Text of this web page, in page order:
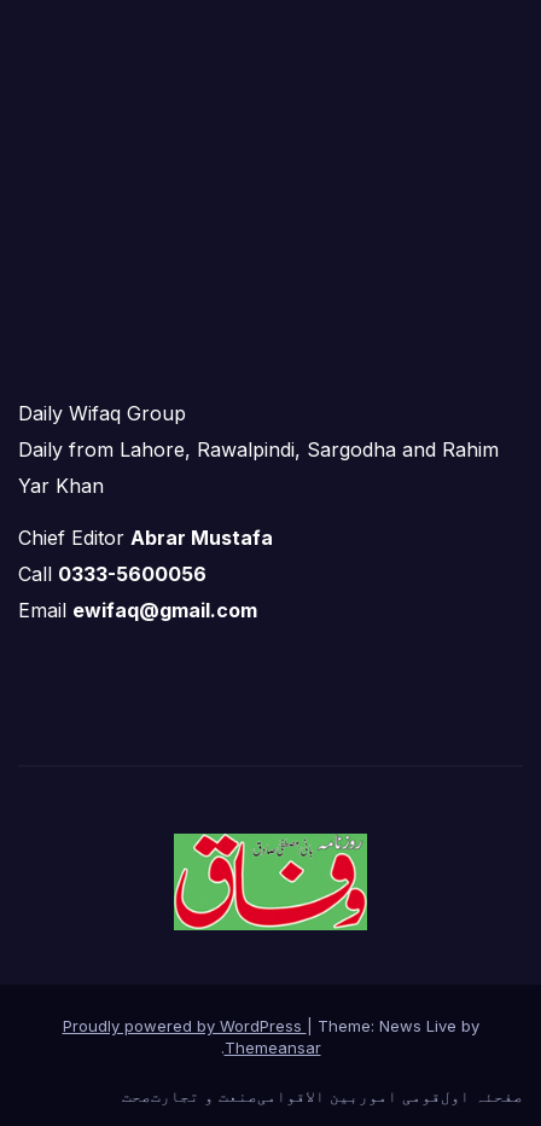
Daily Wifaq Group
Daily from Lahore, Rawalpindi, Sargodha and Rahim
Yar Khan
Chief Editor Abrar Mustafa
Call 0333-5600056
Email ewifaq@gmail.com
Proudly powered by WordPress
Theme: News Live by
Themeansar
.
صفحئہ اولقومی امور بین الاقوامیصنعت و تجارتصحت